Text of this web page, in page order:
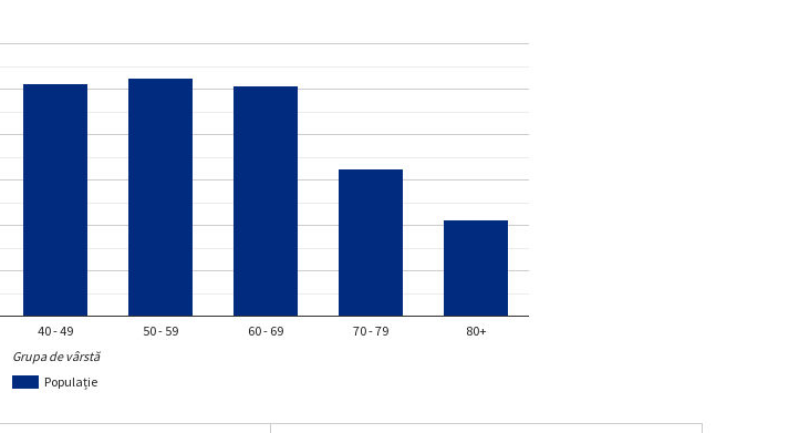
Populație
40 - 49 50 - 59 60 - 69 70 - 79 80+
Grupa de vârstă